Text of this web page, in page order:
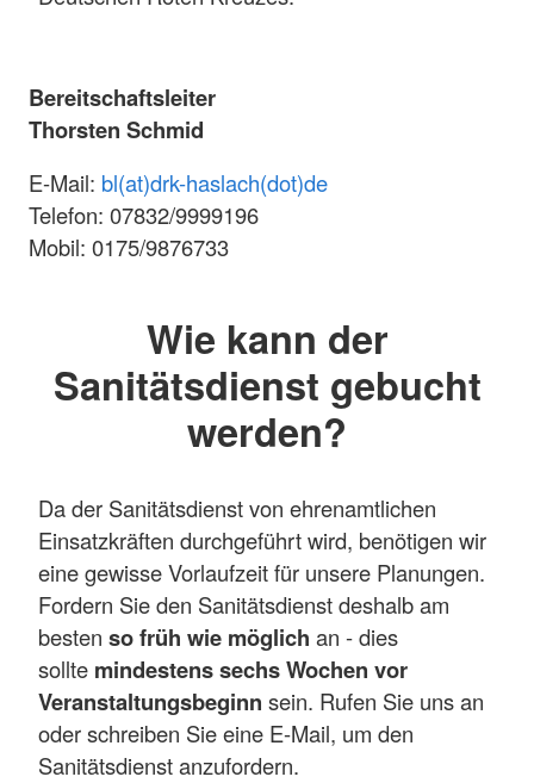
Bereitschaftsleiter
Thorsten Schmid
E-Mail: bl(at)drk-haslach(dot)de
Telefon: 07832/9999196
Mobil: 0175/9876733
Wie kann der
Sanitätsdienst gebucht
werden?
Da der Sanitätsdienst von ehrenamtlichen
Einsatzkräften durchgeführt wird, benötigen wir
eine gewisse Vorlaufzeit für unsere Planungen.
Fordern Sie den Sanitätsdienst deshalb am
besten so früh wie möglich an - dies
sollte mindestens sechs Wochen vor
Veranstaltungsbeginn sein. Rufen Sie uns an
oder schreiben Sie eine E-Mail, um den
Sanitätsdienst anzufordern.